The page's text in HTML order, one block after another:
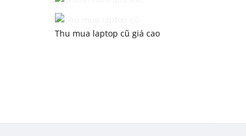
Thu mua laptop cũ giá cao